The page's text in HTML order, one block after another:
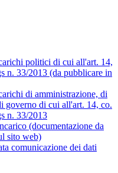
politici di cui all'art. 14,
n. 33/2013 (da pubblicare in
di amministrazione, di
governo di cui all'art. 14, co.
n. 33/2013
(documentazione da
sito web)
comunicazione dei dati